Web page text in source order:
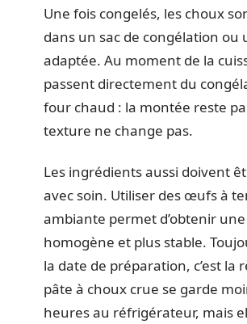
Une fois congelés, les choux
dans un sac de congélation ou
adaptée. Au moment de la
passent directement du
four chaud : la montée reste
texture ne change pas.
Les ingrédients aussi doivent
avec soin. Utiliser des œufs à
ambiante permet d’obtenir
homogène et plus stable.
la date de préparation, c’est la
pâte à choux crue se garde
heures au réfrigérateur, mais